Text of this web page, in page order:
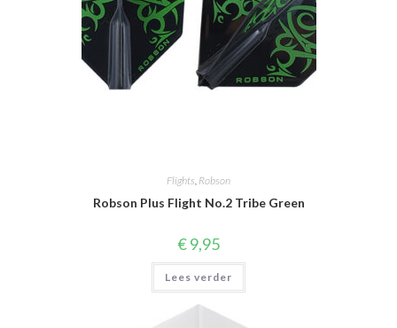
Flights, Robson
Robson Plus Flight No.2 Tribe Green
€9,95
Lees verder